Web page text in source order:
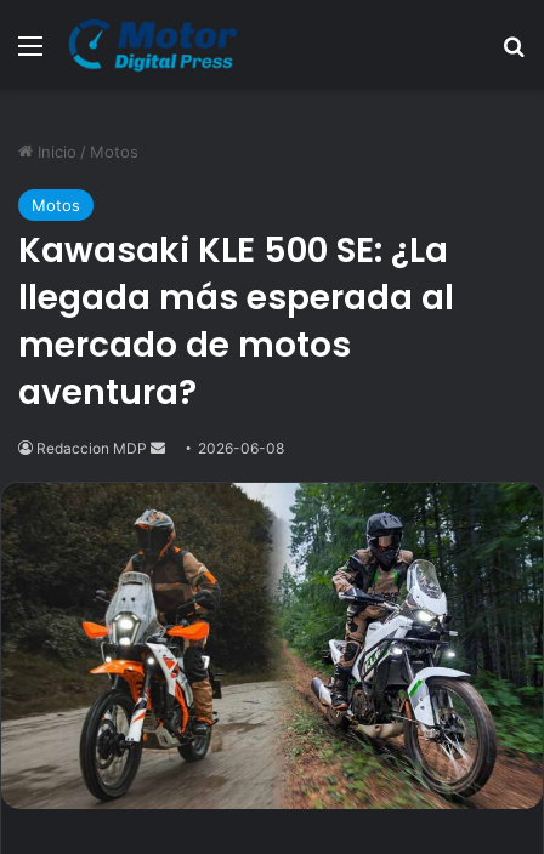
Menú
Inicio / Motos
Motos
Kawasaki KLE 500 SE: ¿La
llegada más esperada al
mercado de motos
aventura?
Redaccion MDP
Send
email
2026-06-08